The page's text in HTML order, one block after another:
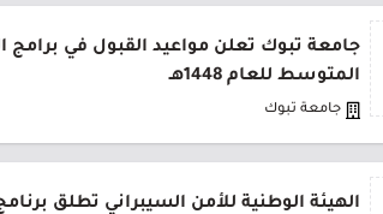
جامعة تبوك تعلن مواعيد القبول في برامج
المتوسط للعام 1448هـ
جامعة تبوك
الهيئة الوطنية للأمن السيبراني تطلق